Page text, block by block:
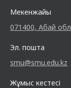
Мекенжайы
071400, Абай
Эл. пошта
smu@smu.edu.kz
Жұмыс кестесі